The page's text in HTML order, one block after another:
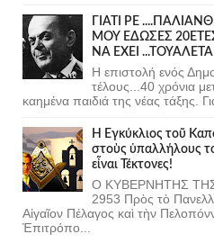
ΓΙΑΤΙ ΡΕ
ΜΟΥ ΕΔΩΣΕΣ
ΝΑ ΕΧΕΙ
Η επιστολή ενός
τέλους...40 χρόνια
καημένα παιδιά της νέας τάξης.
Ἡ Ἐγκύκλιος τοῦ
στοὺς ὑπαλλήλους
εἶναι Τέκτονες!
Ο ΚΥΒΕΡΝΗΤΗΣ
2953 Πρὸς τὸ
Αἰγαῖον Πέλαγος καὶ τὴν
Ἐπιτρόπο...